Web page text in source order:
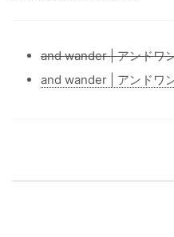
and wander | アンドワ
and wander | アンドワ